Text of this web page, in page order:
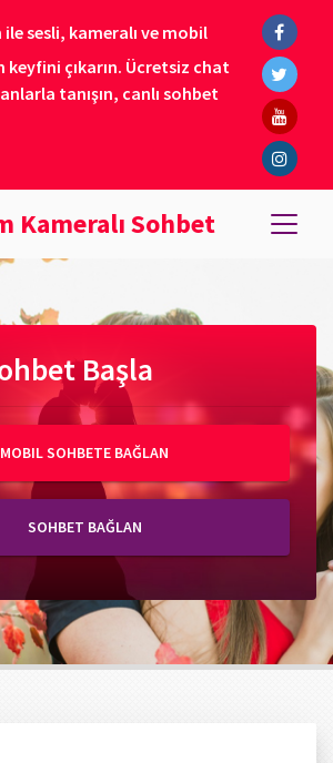
ile sesli, kameralı ve mobil
çıkarın. Ücretsiz chat
tanışın, canlı sohbet
Kameralı Sohbet
Başla
MOBIL SOHBETE BAĞLAN
SOHBET BAĞLAN